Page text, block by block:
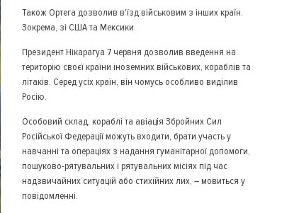
Також Ортега дозволив в'їзд військовим з інших країн.
Зокрема, зі США та Мексики.
Президент Нікарагуа 7 червня дозволив введення на
територію своєї країни іноземних військових, кораблів та
літаків. Серед усіх країн, він чомусь особливо виділив
Росію.
Особовий склад, кораблі та авіація Збройних Сил
Російської Федерації можуть входити, брати участь у
навчанні та операціях з надання гуманітарної допомоги,
пошуково-рятувальних і рятувальних місіях під час
надзвичайних ситуацій або стихійних лих, – мовиться у
повідомленні.